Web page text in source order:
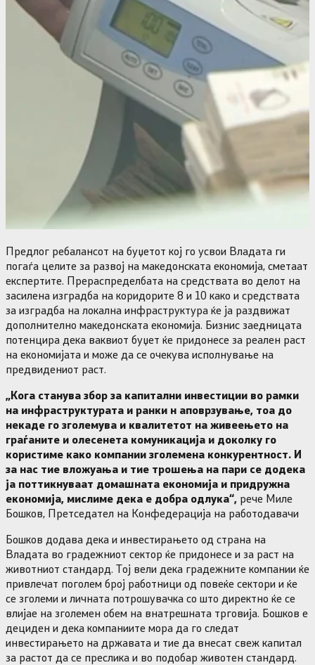
Предлог ребалансот на буџетот кој го усвои Владата ги
погаѓа целите за развој на македонската економија, сметаат
експертите. Прераспределбата на средствата во делот на
засилена изградба на коридорите 8 и 10 како и средствата
за изградба на локална инфраструктура ќе ја раздвижат
дополнително македонската економија. Бизнис заедницата
потенцира дека ваквиот буџет ќе придонесе за реален раст
на економијата и може да се очекува исполнување на
предвидениот раст.
„Кога станува збор за капитални инвестиции во рамки
на инфраструктурата и ранки н аповрзување, тоа до
некаде го зголемува и квалитетот на живеењето на
граѓаните и олесенета комуникација и доколку го
користиме како компании зголемена конкурентност. И
за нас тие вложуања и тие трошења на пари се додека
ја поттикнуваат домашната економија и придружна
економија, мислиме дека е добра одлука“, рече Миле
Бошков, Претседател на Конфедерација на работодавачи
Бошков додава дека и инвестирањето од страна на
Владата во градежниот сектор ќе придонесе и за раст на
животниот стандард. Тој вели дека градежните компании ќе
привлечат поголем број работници од повеќе сектори и ќе
се зголеми и личната потрошувачка со што директно ќе се
влијае на зголемен обем на внатрешната трговија. Бошков е
дециден и дека компаниите мора да го следат
инвестирањето на државата и тие да внесат свеж капитал
за растот да се преслика и во подобар животен стандард.